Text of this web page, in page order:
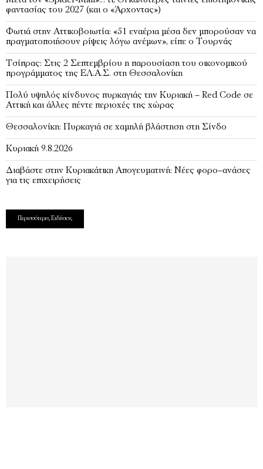
φαντασίας του 2027 (και ο «Άρχοντας»)
Φωτιά στην Αττικοβοιωτία: «51 εναέρια μέσα δεν μπορούσαν να
πραγματοποιήσουν ρίψεις λόγω ανέμων», είπε ο Τουρνάς
Τσίπρας: Στις 2 Σεπτεμβρίου η παρουσίαση του οικονομικού
προγράμματος της ΕΛ.Α.Σ. στη Θεσσαλονίκη
Πολύ υψηλός κίνδυνος πυρκαγιάς την Κυριακή – Red Code σε
Αττική και άλλες πέντε περιοχές της χώρας
Θεσσαλονίκη: Πυρκαγιά σε χαμηλή βλάστηση στη Σίνδο
Κυριακή 9.8.2026
Διαβάστε στην Κυριακάτικη Απογευματινή: Νέες φορο–ανάσες
για τις επιχειρήσεις
Περισσότερες Ειδήσεις